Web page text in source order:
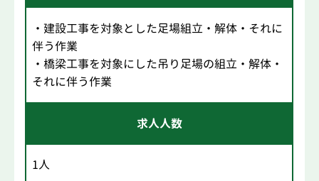
・建設工事を対象とした足場組立・解体・それに
伴う作業
・橋梁工事を対象にした吊り足場の組立・解体・
それに伴う作業
求人人数
1人